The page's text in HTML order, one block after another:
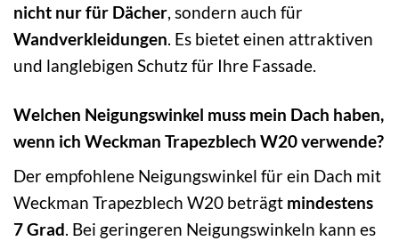
nicht nur für Dächer, sondern auch für
Wandverkleidungen. Es bietet einen attraktiven
und langlebigen Schutz für Ihre Fassade.
Welchen Neigungswinkel muss mein Dach haben,
wenn ich Weckman Trapezblech W20 verwende?
Der empfohlene Neigungswinkel für ein Dach mit
Weckman Trapezblech W20 beträgt mindestens
7 Grad. Bei geringeren Neigungswinkeln kann es